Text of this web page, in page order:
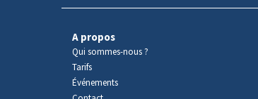
A propos
Qui sommes-nous ?
Tarifs
Événements